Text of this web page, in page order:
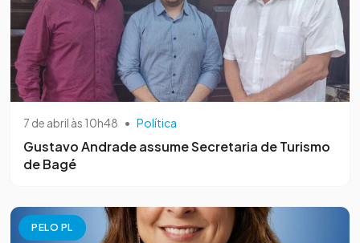
7 de abril às 10h48 • Política
Gustavo Andrade assume Secretaria de Turismo
de Bagé
PELO PL